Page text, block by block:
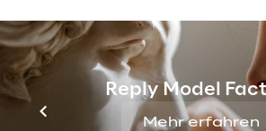
Reply Model
Mehr erfahren